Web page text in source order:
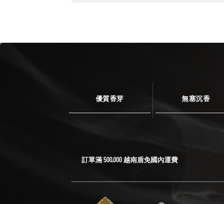
優質香芽 無塞沉香
訂單滿 500,000 越南盾免國內運費